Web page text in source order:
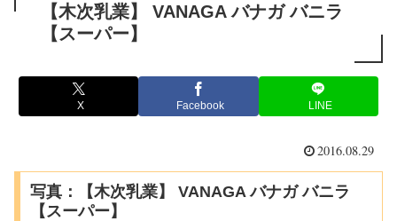
【木次乳業】 VANAGA バナガ バニラ
【スーパー】
X Facebook LINE
2016.08.29
写真：【木次乳業】 VANAGA バナガ バニラ
【スーパー】